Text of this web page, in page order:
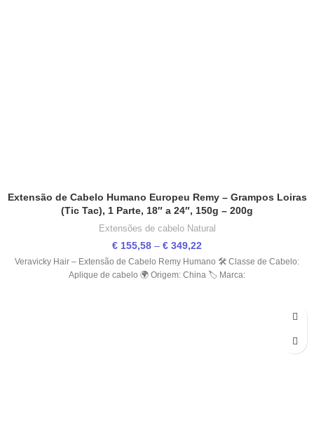
Extensão de Cabelo Humano Europeu Remy – Grampos Loiras
(Tic Tac), 1 Parte, 18″ a 24″, 150g – 200g
Extensões de cabelo Natural
€ 155,58 – € 349,22
Veravicky Hair – Extensão de Cabelo Remy Humano 🛠️ Classe de Cabelo:
Aplique de cabelo 🌍 Origem: China 🏷️ Marca: